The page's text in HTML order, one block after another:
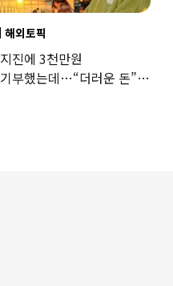
해외토픽
지진에 3천만원
기부했는데…“더러운 돈”